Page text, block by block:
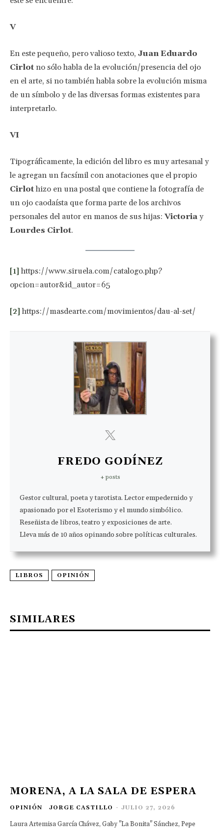
V
En este pequeño, pero valioso texto, Juan Eduardo
Cirlot no sólo habla de la evolución/presencia del ojo
en el arte, si no también habla sobre la evolución misma
de un símbolo y de las diversas formas existentes para
interpretarlo.
VI
Tipográficamente, la edición del libro es muy artesanal y
le agregan un facsímil con anotaciones que el propio
Cirlothizo en una postal que contiene la fotografía de
un ojo caodaísta que forma parte de los archivos
personales del autor en manos de sus hijas:Victoria y
Lourdes Cirlot.
[1] https://www.siruela.com/catalogo.php?
opcion=autor&id_autor=65
[2] https://masdearte.com/movimientos/dau-al-set/
FREDO GODÍNEZ
+ posts
Gestor cultural, poeta y tarotista. Lector empedernido y
apasionado por el Esoterismo y el mundo simbólico.
Reseñista de libros, teatro y exposiciones de arte.
Lleva más de 10 años opinando sobre políticas culturales.
LIBROS OPINIÓN
SIMILARES
MORENA, A LA SALA DE ESPERA
OPINIÓN JORGE CASTILLO - JULIO 27, 2026
Laura Artemisa García Chávez, Gaby "La Bonita" Sánchez, Pepe